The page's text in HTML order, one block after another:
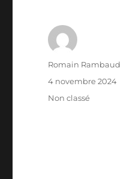
Auteur
Romain Rambaud
Publié
4 novembre 2024
Catégories
Non classé